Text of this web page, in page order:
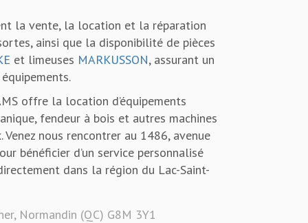
la vente, la location et la réparation
ainsi que la disponibilité de pièces
et limeuses MARKUSSON, assurant un
offre la location d’équipements
fendeur à bois et autres machines
nous rencontrer au 1486, avenue
bénéficier d’un service personnalisé
dans la région du Lac-Saint-
Normandin (QC) G8M 3Y1